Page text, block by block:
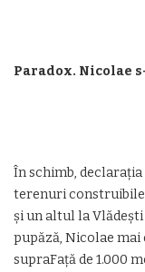
Paradox. Nicolae
În schimb,
terenuri construibile
și un altul la
pupăză, Nicolae
supraFață de 1.000